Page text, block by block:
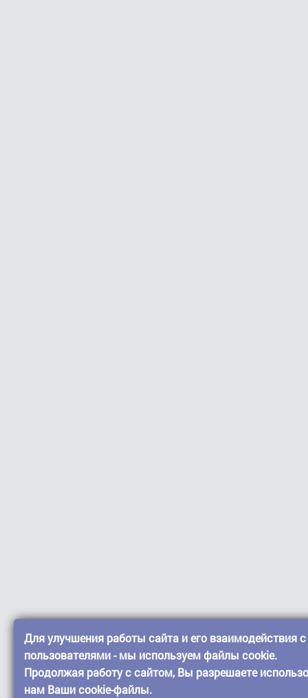
Для улучшения работы сайта и его взаимодействия с
пользователями - мы используем файлы cookie.
Продолжая работу с сайтом, Вы разрешаете
нам Ваши cookie-файлы.